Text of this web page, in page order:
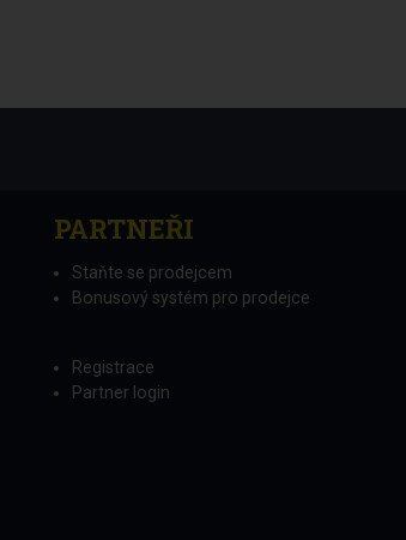
PARTNEŘI
Staňte se prodejcem
Bonusový systém pro prodejce
Registrace
Partner login